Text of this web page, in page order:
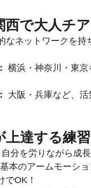
西で大人チ
なネットワークを
横浜・神奈川・東
大阪・兵庫など、活
上達する練
分を労りながら成
基本のアームモーシ
でOK！